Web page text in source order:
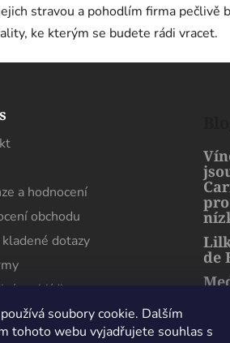
soubory cookie. Dalším
tohoto webu vyjadřujete souhlas s
stravou a pohodlím firma pečlivě
ke kterým se budete rádi vracet.
a hodnocení
obchodu
dotazy
prohlídka
de